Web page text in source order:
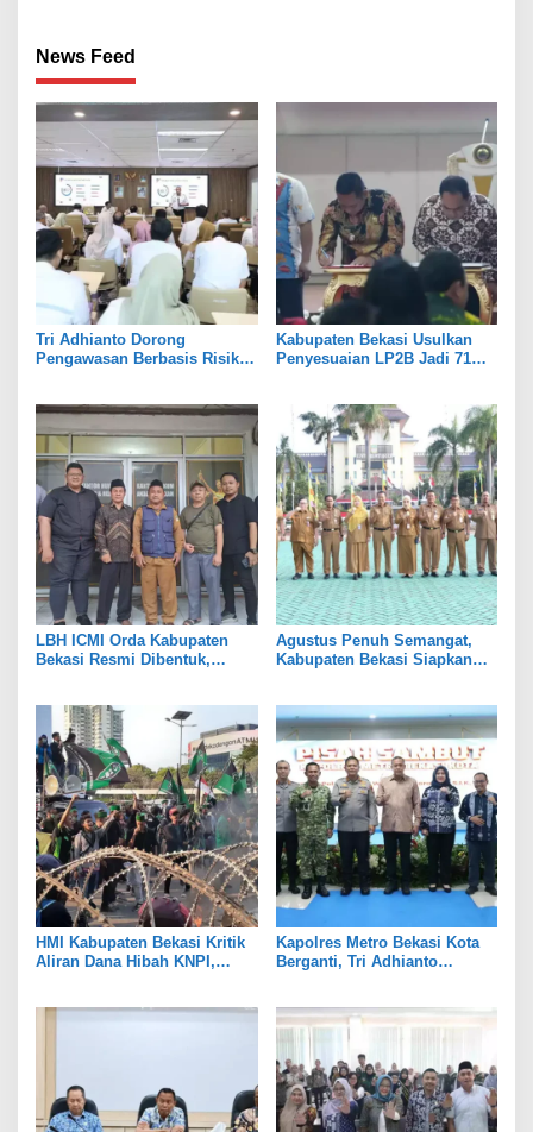
News Feed
Tri Adhianto Dorong
Pengawasan Berbasis Risiko,
Kabupaten Bekasi Usulkan
Penyesuaian LP2B Jadi 71
LBH ICMI Orda Kabupaten
Bekasi Resmi Dibentuk,
Agustus Penuh Semangat,
Kabupaten Bekasi Siapkan
HMI Kabupaten Bekasi Kritik
Aliran Dana Hibah KNPI,
Kapolres Metro Bekasi Kota
Berganti, Tri Adhianto